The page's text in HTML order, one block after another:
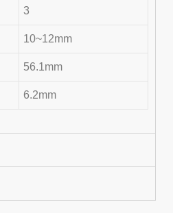
3
10~12mm
56.1mm
6.2mm